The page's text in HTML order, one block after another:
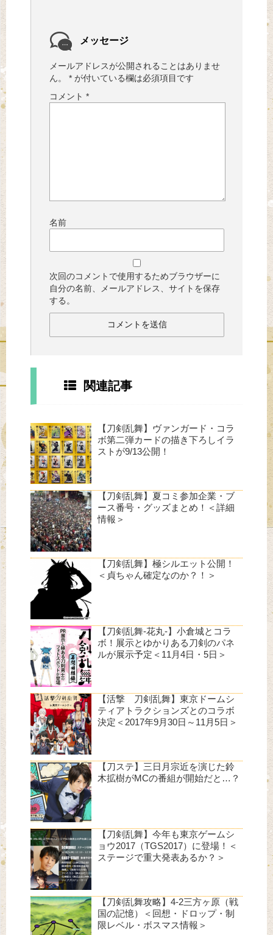
メッセージ
メールアドレスが公開されることはありませ
ん。
* が付いている欄は必須項目です
コメント *
名前
次回のコメントで使用するためブラウザーに
自分の名前、メールアドレス、サイトを保存
する。
関連記事
【刀剣乱舞】ヴァンガード・コラ
ボ第二弾カードの描き下ろしイラ
ストが9/13公開！
【刀剣乱舞】夏コミ参加企業・ブ
ース番号・グッズまとめ！＜詳細
情報＞
【刀剣乱舞】極シルエット公開！
＜貞ちゃん確定なのか？！＞
【刀剣乱舞-花丸-】小倉城とコラ
ボ！展示とゆかりある刀剣のパネ
ルが展示予定＜11月4日・5日＞
【活撃 刀剣乱舞】東京ドームシ
ティアトラクションズとのコラボ
決定＜2017年9月30日～11月5日＞
【刀ステ】三日月宗近を演じた鈴
木拡樹がMCの番組が開始だと…？
【刀剣乱舞】今年も東京ゲームシ
ョウ2017（TGS2017）に登場！＜
ステージで重大発表あるか？＞
【刀剣乱舞攻略】4-2三方ヶ原（戦
国の記憶）＜回想・ドロップ・制
限レベル・ボスマス情報＞